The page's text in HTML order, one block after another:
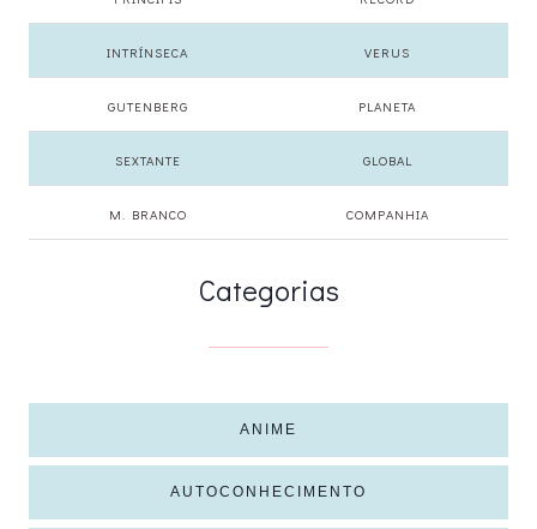
INTRÍNSECA VERUS
GUTENBERG PLANETA
SEXTANTE GLOBAL
M. BRANCO COMPANHIA
Categorias
ANIME
AUTOCONHECIMENTO